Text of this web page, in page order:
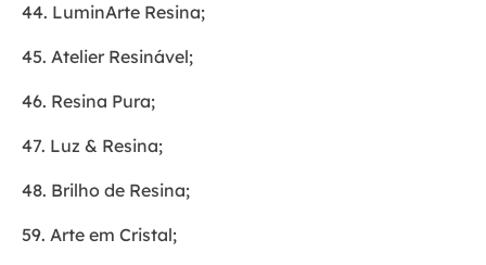
44. LuminArte Resina;
45. Atelier Resinável;
46. Resina Pura;
47. Luz & Resina;
48. Brilho de Resina;
59. Arte em Cristal;